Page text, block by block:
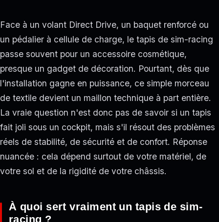
Face à un volant Direct Drive, un baquet renforcé ou
un pédalier à cellule de charge, le tapis de sim-racing
passe souvent pour un accessoire cosmétique,
presque un gadget de décoration. Pourtant, dès que
l'installation gagne en puissance, ce simple morceau
de textile devient un maillon technique à part entière.
La vraie question n'est donc pas de savoir si un tapis
fait joli sous un cockpit, mais s'il résout des problèmes
réels de stabilité, de sécurité et de confort. Réponse
nuancée : cela dépend surtout de votre matériel, de
votre sol et de la rigidité de votre châssis.
À quoi sert vraiment un tapis de sim-
racing ?